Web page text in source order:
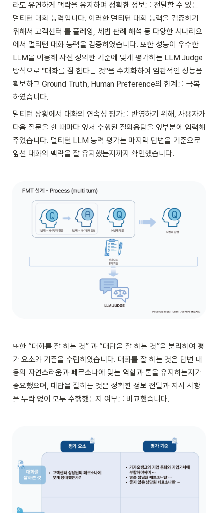
라도 유연하게 맥락을 유지하며 정확한 정보를 전달할 수 있는
멀티턴 대화 능력입니다. 이러한 멀티턴 대화 능력을 검증하기
위해서 고객센터 롤 플레잉, 세법 판례 해석 등 다양한 시나리오
에서 멀티턴 대화 능력을 검증하였습니다. 또한 성능이 우수한
LLM을 이용해 사전 정의한 기준에 맞게 평가하는 LLM Judge
방식으로 "대화를 잘 한다는 것"을 수치화하여 일관적인 성능을
확보하고 Ground Truth, Human Preference의 한계를 극복
하였습니다.
멀티턴 상황에서 대화의 연속성 평가를 반영하기 위해, 사용자가
다음 질문을 할 때마다 앞서 수행된 질의응답을 앞부분에 입력해
주었습니다. 멀티턴 LLM 능력 평가는 마지막 답변을 기준으로
앞선 대화의 맥락을 잘 유지했는지까지 확인했습니다.
또한 “대화를 잘 하는 것” 과 “대답을 잘 하는 것”을 분리하여 평
가 요소와 기준을 수립하였습니다. 대화를 잘 하는 것은 답변 내
용의 자연스러움과 페르소나에 맞는 역할과 톤을 유지하는지가
중요했으며, 대답을 잘하는 것은 정확한 정보 전달과 지시 사항
을 누락 없이 모두 수행했는지 여부를 비교했습니다.